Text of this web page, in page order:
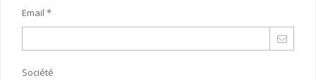
Email *
Société